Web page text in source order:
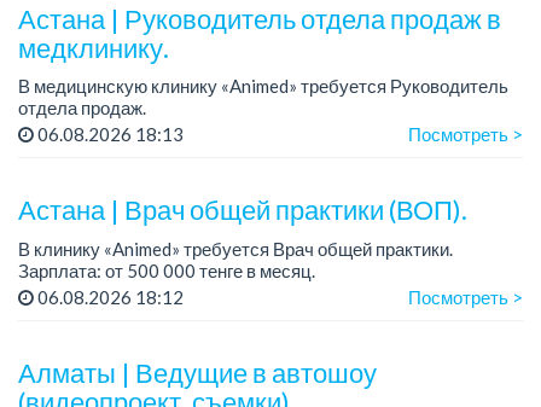
Астана | Руководитель отдела продаж в
медклинику.
В медицинскую клинику «Animed» требуется Руководитель
отдела продаж.
Зарплата: от 1 200 000 тенге в месяц.
06.08.2026 18:13 Посмотреть >
Астана | Врач общей практики (ВОП).
В клинику «Animed» требуется Врач общей практики.
Зарплата: от 500 000 тенге в месяц.
График работы: 6/1.
Условия: стабильная работа в современной медицинской
06.08.2026 18:12 Посмотреть >
Алматы | Ведущие в автошоу